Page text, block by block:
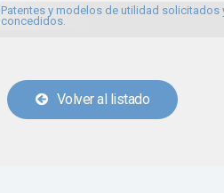
Patentes y modelos de utilidad solicitados
concedidos.
Volver al listado